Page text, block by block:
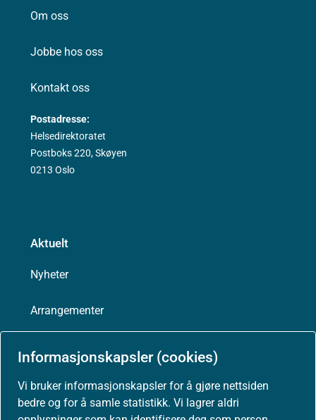
Informasjonskapsler (cookies)
Vi bruker informasjonskapsler for å gjøre nettsiden
bedre og for å samle statistikk. Vi lagrer aldri
Om oss
Jobbe hos oss
Kontakt oss
Postadresse:
Helsedirektoratet
Postboks 220, Skøyen
0213 Oslo
Aktuelt
Nyheter
Arrangementer
Presse